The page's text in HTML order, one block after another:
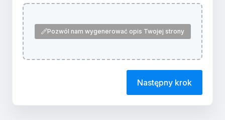
Pozwól nam wygenerować opis Twojej strony
Następny krok